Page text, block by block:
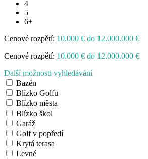
4
5
6+
Cenové rozpětí: 10.000 € do 12.000.000 €
Cenové rozpětí: 10.000 € do 12.000.000 €
Další možnosti vyhledávání
Bazén
Blízko Golfu
Blízko města
Blízko škol
Garáž
Golf v popředí
Krytá terasa
Levné